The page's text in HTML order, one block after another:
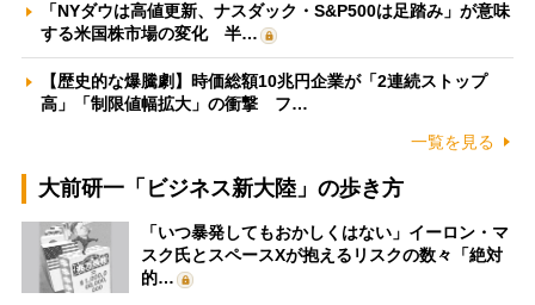
「NYダウは高値更新、ナスダック・S&P500は足踏み」が意味
する米国株市場の変化 半…
【歴史的な爆騰劇】時価総額10兆円企業が「2連続ストップ
高」「制限値幅拡大」の衝撃 フ…
一覧を見る
大前研一「ビジネス新大陸」の歩き方
「いつ暴発してもおかしくはない」イーロン・マ
スク氏とスペースXが抱えるリスクの数々「絶対
的…